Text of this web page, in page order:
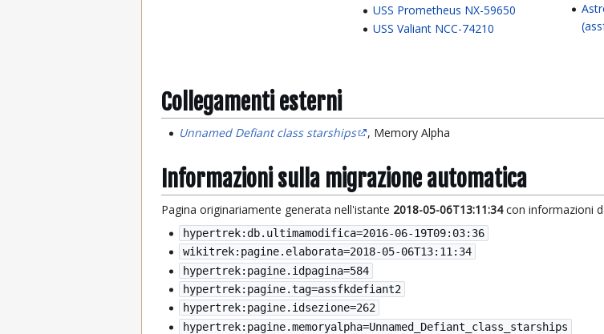
USS Prometheus NX-59650
USS Valiant NCC-74210
Collegamenti esterni
Unnamed Defiant class starships , Memory Alpha
Informazioni sulla migrazione automatica
Pagina originariamente generata nell'istante 2018-05-06T13:11:34con informazioni
hypertrek:db.ultimamodifica=2016-06-19T09:03:36
wikitrek:pagine.elaborata=2018-05-06T13:11:34
hypertrek:pagine.idpagina=584
hypertrek:pagine.tag=assfkdefiant2
hypertrek:pagine.idsezione=262
hypertrek:pagine.memoryalpha=Unnamed_Defiant_class_starships